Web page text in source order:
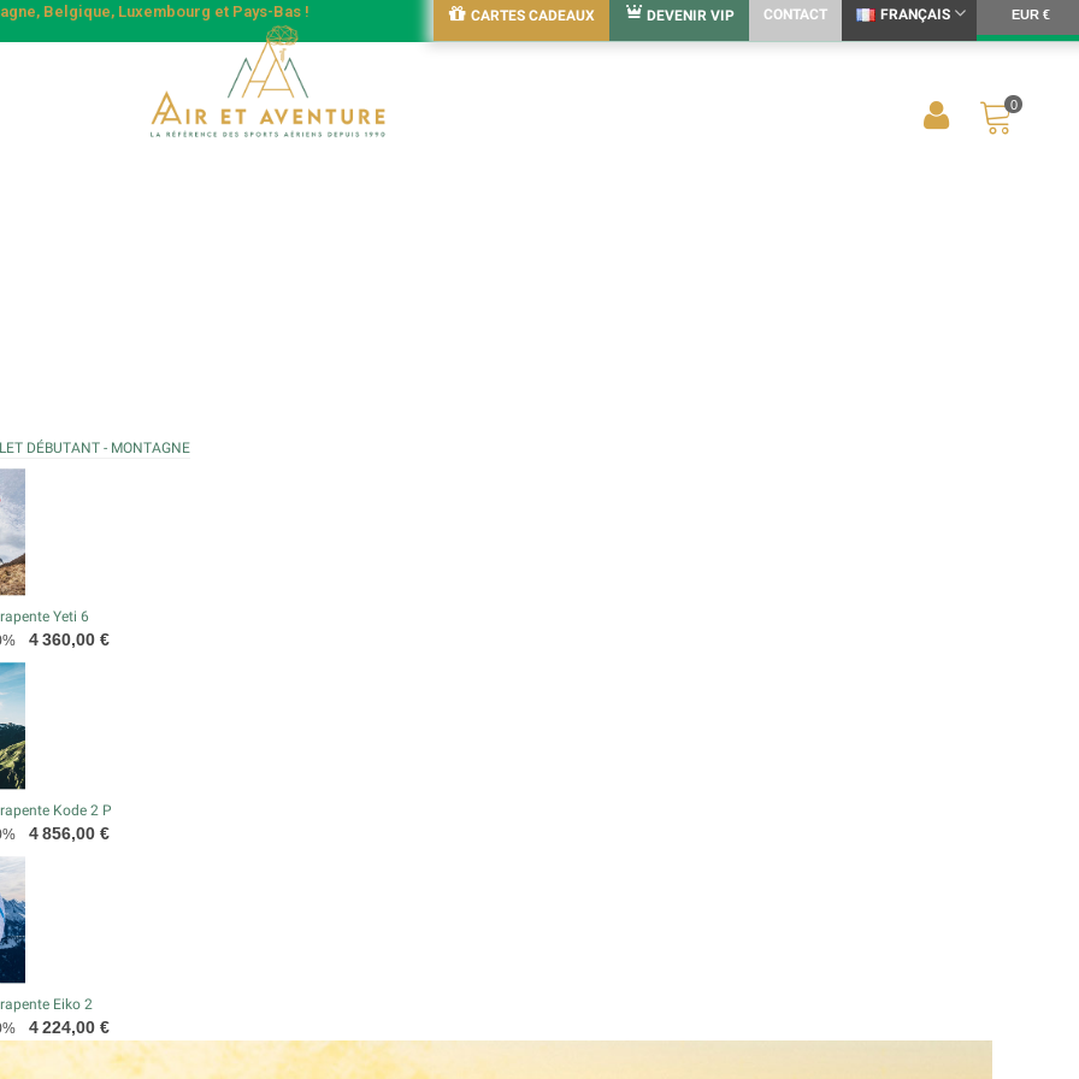
Belgique, Luxembourg et Pays-Bas ! CARTES CADEAUX DEVENIR VIP CONTACT FRANÇAIS EUR €
0
DÉBUTANT - MONTAGNE
Yeti 6
Prix
4 360,00 €
Kode 2 P
Prix
4 856,00 €
Eiko 2
Prix
4 224,00 €